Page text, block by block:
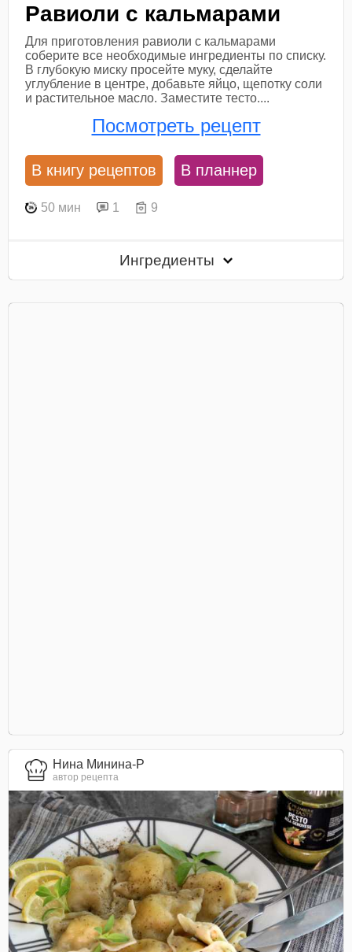
Равиоли с кальмарами
Для приготовления равиоли с кальмарами
соберите все необходимые ингредиенты по списку.
В глубокую миску просейте муку, сделайте
углубление в центре, добавьте яйцо, щепотку соли
и растительное масло. Заместите тесто....
Посмотреть рецепт
В книгу рецептов В планнер
50 мин 1 9
Ингредиенты
Нина Минина-Р
автор рецепта